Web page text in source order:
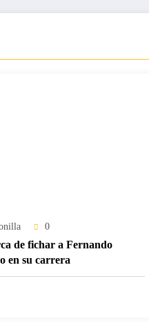
0
de fichar a Fernando
en su carrera